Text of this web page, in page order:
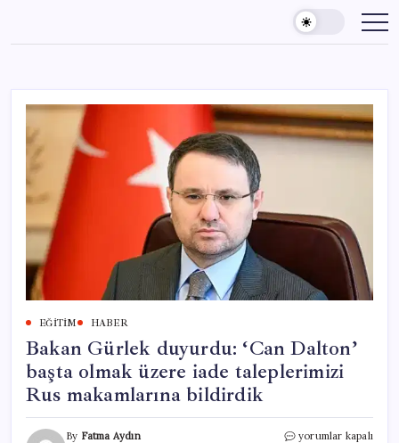
content
EĞITIM HABER
Bakan Gürlek duyurdu: ‘Can Dalton’
başta olmak üzere iade taleplerimizi
Rus makamlarına bildirdik
By Fatma Aydın
Bakan
yorumlar kapalı